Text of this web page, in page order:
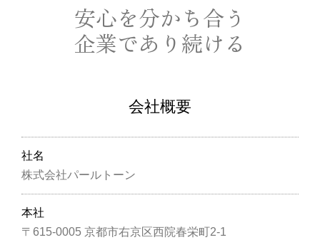
安心を分かち合う
企業であり続ける
会社概要
社名
株式会社パールトーン
本社
〒615-0005 京都市右京区西院春栄町2-1